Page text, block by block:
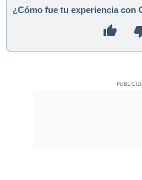
¿Cómo fue tu experiencia con